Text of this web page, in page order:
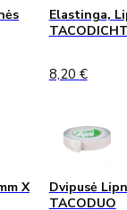
Elastinga,
8,20 €
X
Dvipusė
TACODUO